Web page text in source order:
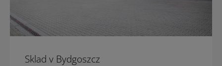
Sklad v Bydgoszcz